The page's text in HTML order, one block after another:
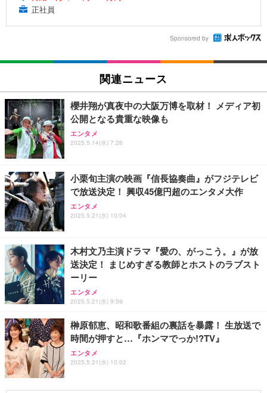
正社員
Sponsored by
関連ニュース
櫻井翔が真夜中の大阪万博を取材！ メディア初
公開となる貴重な映像も
エンタメ
2025.5.14(水) 7:26
小栗旬主演の映画『信長協奏曲』がフジテレビ
で放送決定！ 興収45億円超のエンタメ大作
エンタメ
2025.5.21(水) 10:04
木村文乃主演ドラマ『愛の、がっこう。』が放
送決定！ まじめすぎる教師とホストのラブスト
ーリー
エンタメ
2025.5.21(水) 9:56
榊原郁恵、昭和歌番組の裏話を暴露！ 生放送で
時間が押すと…『ホンマでっか!?TV』
エンタメ
2025.5.21(水) 10:02